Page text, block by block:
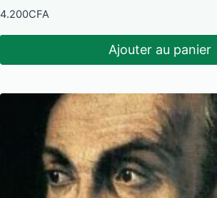
4.200CFA
Ajouter au panier